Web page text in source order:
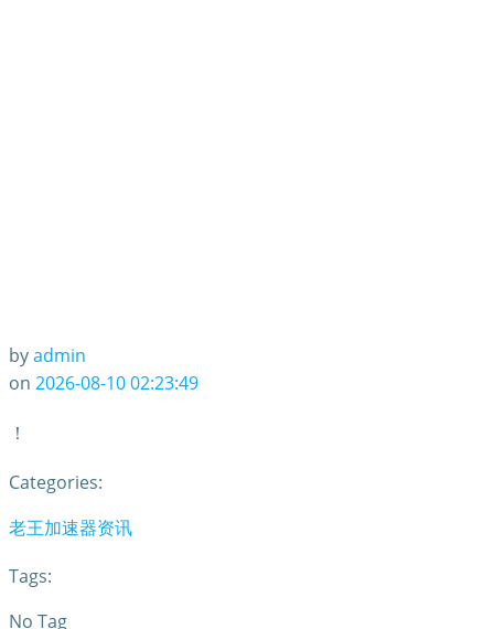
byadmin
on 2026-08-10 02:23:49
！
Categories:
老王加速器资讯
Tags:
No Tag